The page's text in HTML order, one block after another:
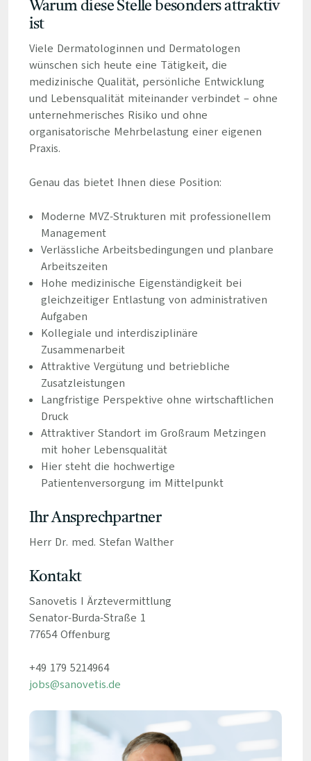
Warum diese Stelle besonders attraktiv
ist
Viele Dermatologinnen und Dermatologen
wünschen sich heute eine Tätigkeit, die
medizinische Qualität, persönliche Entwicklung
und Lebensqualität miteinander verbindet – ohne
unternehmerisches Risiko und ohne
organisatorische Mehrbelastung einer eigenen
Praxis.
Genau das bietet Ihnen diese Position:
Moderne MVZ-Strukturen mit professionellem
Management
Verlässliche Arbeitsbedingungen und planbare
Arbeitszeiten
Hohe medizinische Eigenständigkeit bei
gleichzeitiger Entlastung von administrativen
Aufgaben
Kollegiale und interdisziplinäre
Zusammenarbeit
Attraktive Vergütung und betriebliche
Zusatzleistungen
Langfristige Perspektive ohne wirtschaftlichen
Druck
Attraktiver Standort im Großraum Metzingen
mit hoher Lebensqualität
Hier steht die hochwertige
Patientenversorgung im Mittelpunkt
Ihr Ansprechpartner
Herr Dr. med. Stefan Walther
Kontakt
Sanovetis I Ärztevermittlung
Senator-Burda-Straße 1
77654 Offenburg
+49 179 5214964
jobs@sanovetis.de